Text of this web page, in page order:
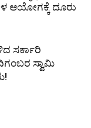
ಆಯೋಗಕ್ಕೆ ದೂರು
ಸರ್ಕಾರಿ
ಸ್ವಾಮಿ